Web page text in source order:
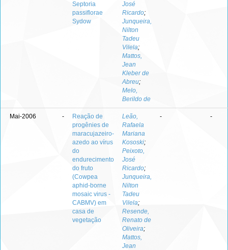
Septoria
passiflorae
Sydow
José
Ricardo;
Junqueira,
Nilton
Tadeu
Vilela;
Mattos,
Jean
Kleber de
Abreu;
Melo,
Berildo de
Mai-2006 -
Reação de
progênies de
maracujazeiro-
azedo ao vírus
do
endurecimento
do fruto
(Cowpea
aphid-borne
mosaic virus -
CABMV) em
casa de
vegetação
Leão,
Rafaela
Mariana
Kososki;
Peixoto,
José
Ricardo;
Junqueira,
Nilton
Tadeu
Vilela;
Resende,
Renato de
Oliveira;
Mattos,
Jean
- -